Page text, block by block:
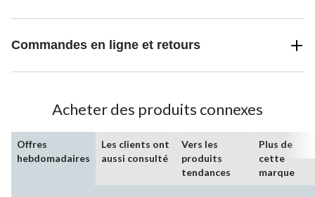
Commandes en ligne et retours
Acheter des produits connexes
Offres
hebdomadaires
Les clients ont
aussi consulté
Vers les
produits
tendances
Plus de
cette
marque